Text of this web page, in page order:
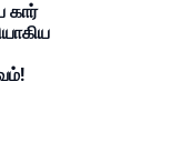
கார்